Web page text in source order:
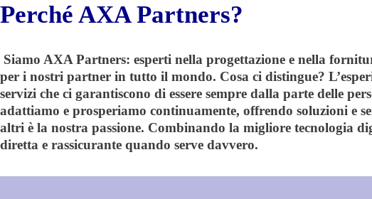
Perché AXA Partners?
Siamo AXA Partners: esperti nella progettazione e nella
per i nostri partner in tutto il mondo. Cosa ci distingue?
servizi che ci garantiscono di essere sempre dalla parte delle
adattiamo e prosperiamo continuamente, offrendo soluzioni e
altri è la nostra passione. Combinando la migliore tecnologia
diretta e rassicurante quando serve davvero.